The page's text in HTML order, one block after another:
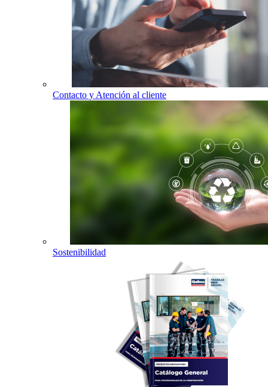
Contacto y Atención al cliente
Sostenibilidad